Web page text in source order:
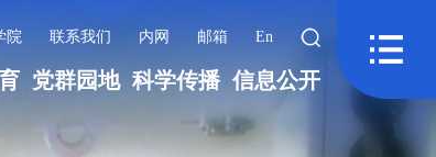
院 联系我们 内网 邮箱 En
党群园地 科学传播 信息公开